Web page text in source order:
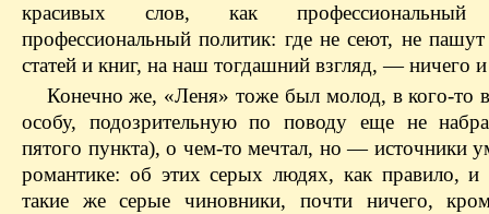
красивых слов, как профессиональный
профессиональный политик: где не сеют, не
статей и книг, на наш тогдашний взгляд, — ничего
Конечно же, «Леня» тоже был молод, в кого-то
особу, подозрительную по поводу еще не
пятого пункта), о чем-то мечтал, но — источники
романтике: об этих серых людях, как правило, и
такие же серые чиновники, почти ничего,